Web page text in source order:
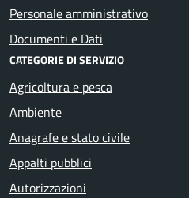
Personale amministrativo
Documenti e Dati
CATEGORIE DI SERVIZIO
Agricoltura e pesca
Ambiente
Anagrafe e stato civile
Appalti pubblici
Autorizzazioni